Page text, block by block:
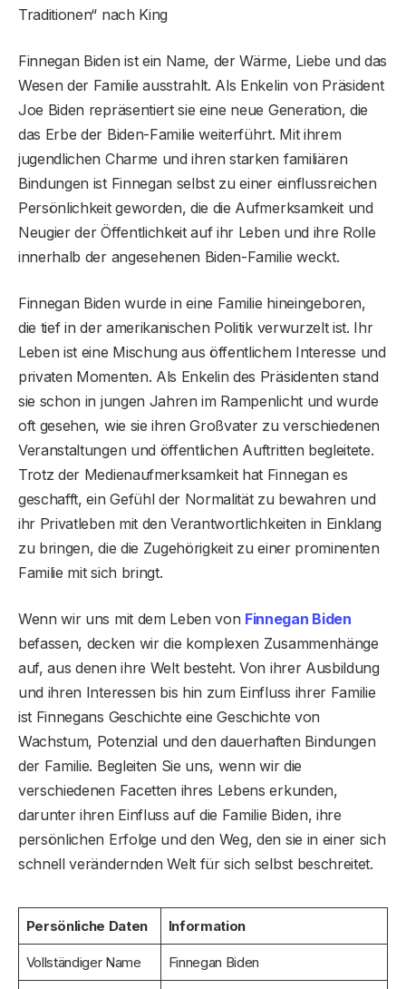
Traditionen“ nach King
Finnegan Biden ist ein Name, der Wärme, Liebe und das
Wesen der Familie ausstrahlt. Als Enkelin von Präsident
Joe Biden repräsentiert sie eine neue Generation, die
das Erbe der Biden-Familie weiterführt. Mit ihrem
jugendlichen Charme und ihren starken familiären
Bindungen ist Finnegan selbst zu einer einflussreichen
Persönlichkeit geworden, die die Aufmerksamkeit und
Neugier der Öffentlichkeit auf ihr Leben und ihre Rolle
innerhalb der angesehenen Biden-Familie weckt.
Finnegan Biden wurde in eine Familie hineingeboren,
die tief in der amerikanischen Politik verwurzelt ist. Ihr
Leben ist eine Mischung aus öffentlichem Interesse und
privaten Momenten. Als Enkelin des Präsidenten stand
sie schon in jungen Jahren im Rampenlicht und wurde
oft gesehen, wie sie ihren Großvater zu verschiedenen
Veranstaltungen und öffentlichen Auftritten begleitete.
Trotz der Medienaufmerksamkeit hat Finnegan es
geschafft, ein Gefühl der Normalität zu bewahren und
ihr Privatleben mit den Verantwortlichkeiten in Einklang
zu bringen, die die Zugehörigkeit zu einer prominenten
Familie mit sich bringt.
Wenn wir uns mit dem Leben von Finnegan Biden
befassen, decken wir die komplexen Zusammenhänge
auf, aus denen ihre Welt besteht. Von ihrer Ausbildung
und ihren Interessen bis hin zum Einfluss ihrer Familie
ist Finnegans Geschichte eine Geschichte von
Wachstum, Potenzial und den dauerhaften Bindungen
der Familie. Begleiten Sie uns, wenn wir die
verschiedenen Facetten ihres Lebens erkunden,
darunter ihren Einfluss auf die Familie Biden, ihre
persönlichen Erfolge und den Weg, den sie in einer sich
schnell verändernden Welt für sich selbst beschreitet.
Persönliche Daten Information
Vollständiger Name Finnegan Biden